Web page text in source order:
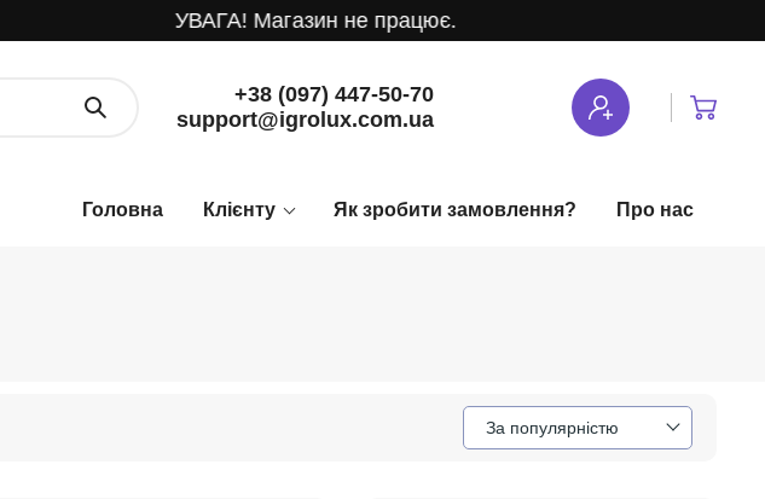
УВАГА! Магазин не працює.
+38 (097) 447-50-70
support@igrolux.com.ua
Клієнту Як зробити замовлення? Про нас